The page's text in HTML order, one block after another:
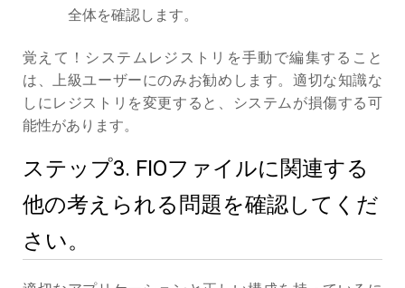
全体を確認します。
覚えて！システムレジストリを手動で編集すること
は、上級ユーザーにのみお勧めします。適切な知識な
しにレジストリを変更すると、システムが損傷する可
能性があります。
ステップ3. FIOファイルに関連する
他の考えられる問題を確認してくだ
さい。